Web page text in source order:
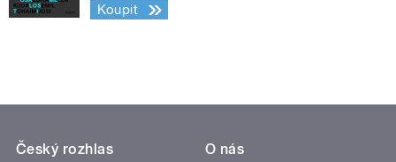
Koupit
Český rozhlas
O nás